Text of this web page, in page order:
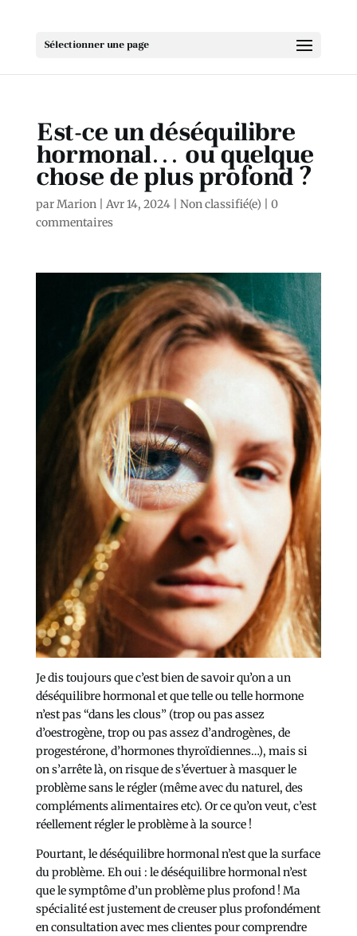
Sélectionner une page
Est-ce un déséquilibre
hormonal… ou quelque
chose de plus profond ?
parMarion| Avr 14, 2024| Non classifié(e)
0
commentaires
Je dis toujours que c’est bien de savoir qu’on a un
déséquilibre hormonal et que telle ou telle hormone
n’est pas “dans les clous” (trop ou pas assez
d’oestrogène, trop ou pas assez d’androgènes, de
progestérone, d’hormones thyroïdiennes…), mais si
on s’arrête là, on risque de s’évertuer à masquer le
problème sans le régler (même avec du naturel, des
compléments alimentaires etc). Or ce qu’on veut, c’est
réellement régler le problème à la source !
Pourtant, le déséquilibre hormonal n’est que la surface
du problème. Eh oui : le déséquilibre hormonal n’est
que le symptôme d’un problème plus profond ! Ma
spécialité est justement de creuser plus profondément
en consultation avec mes clientes pour comprendre